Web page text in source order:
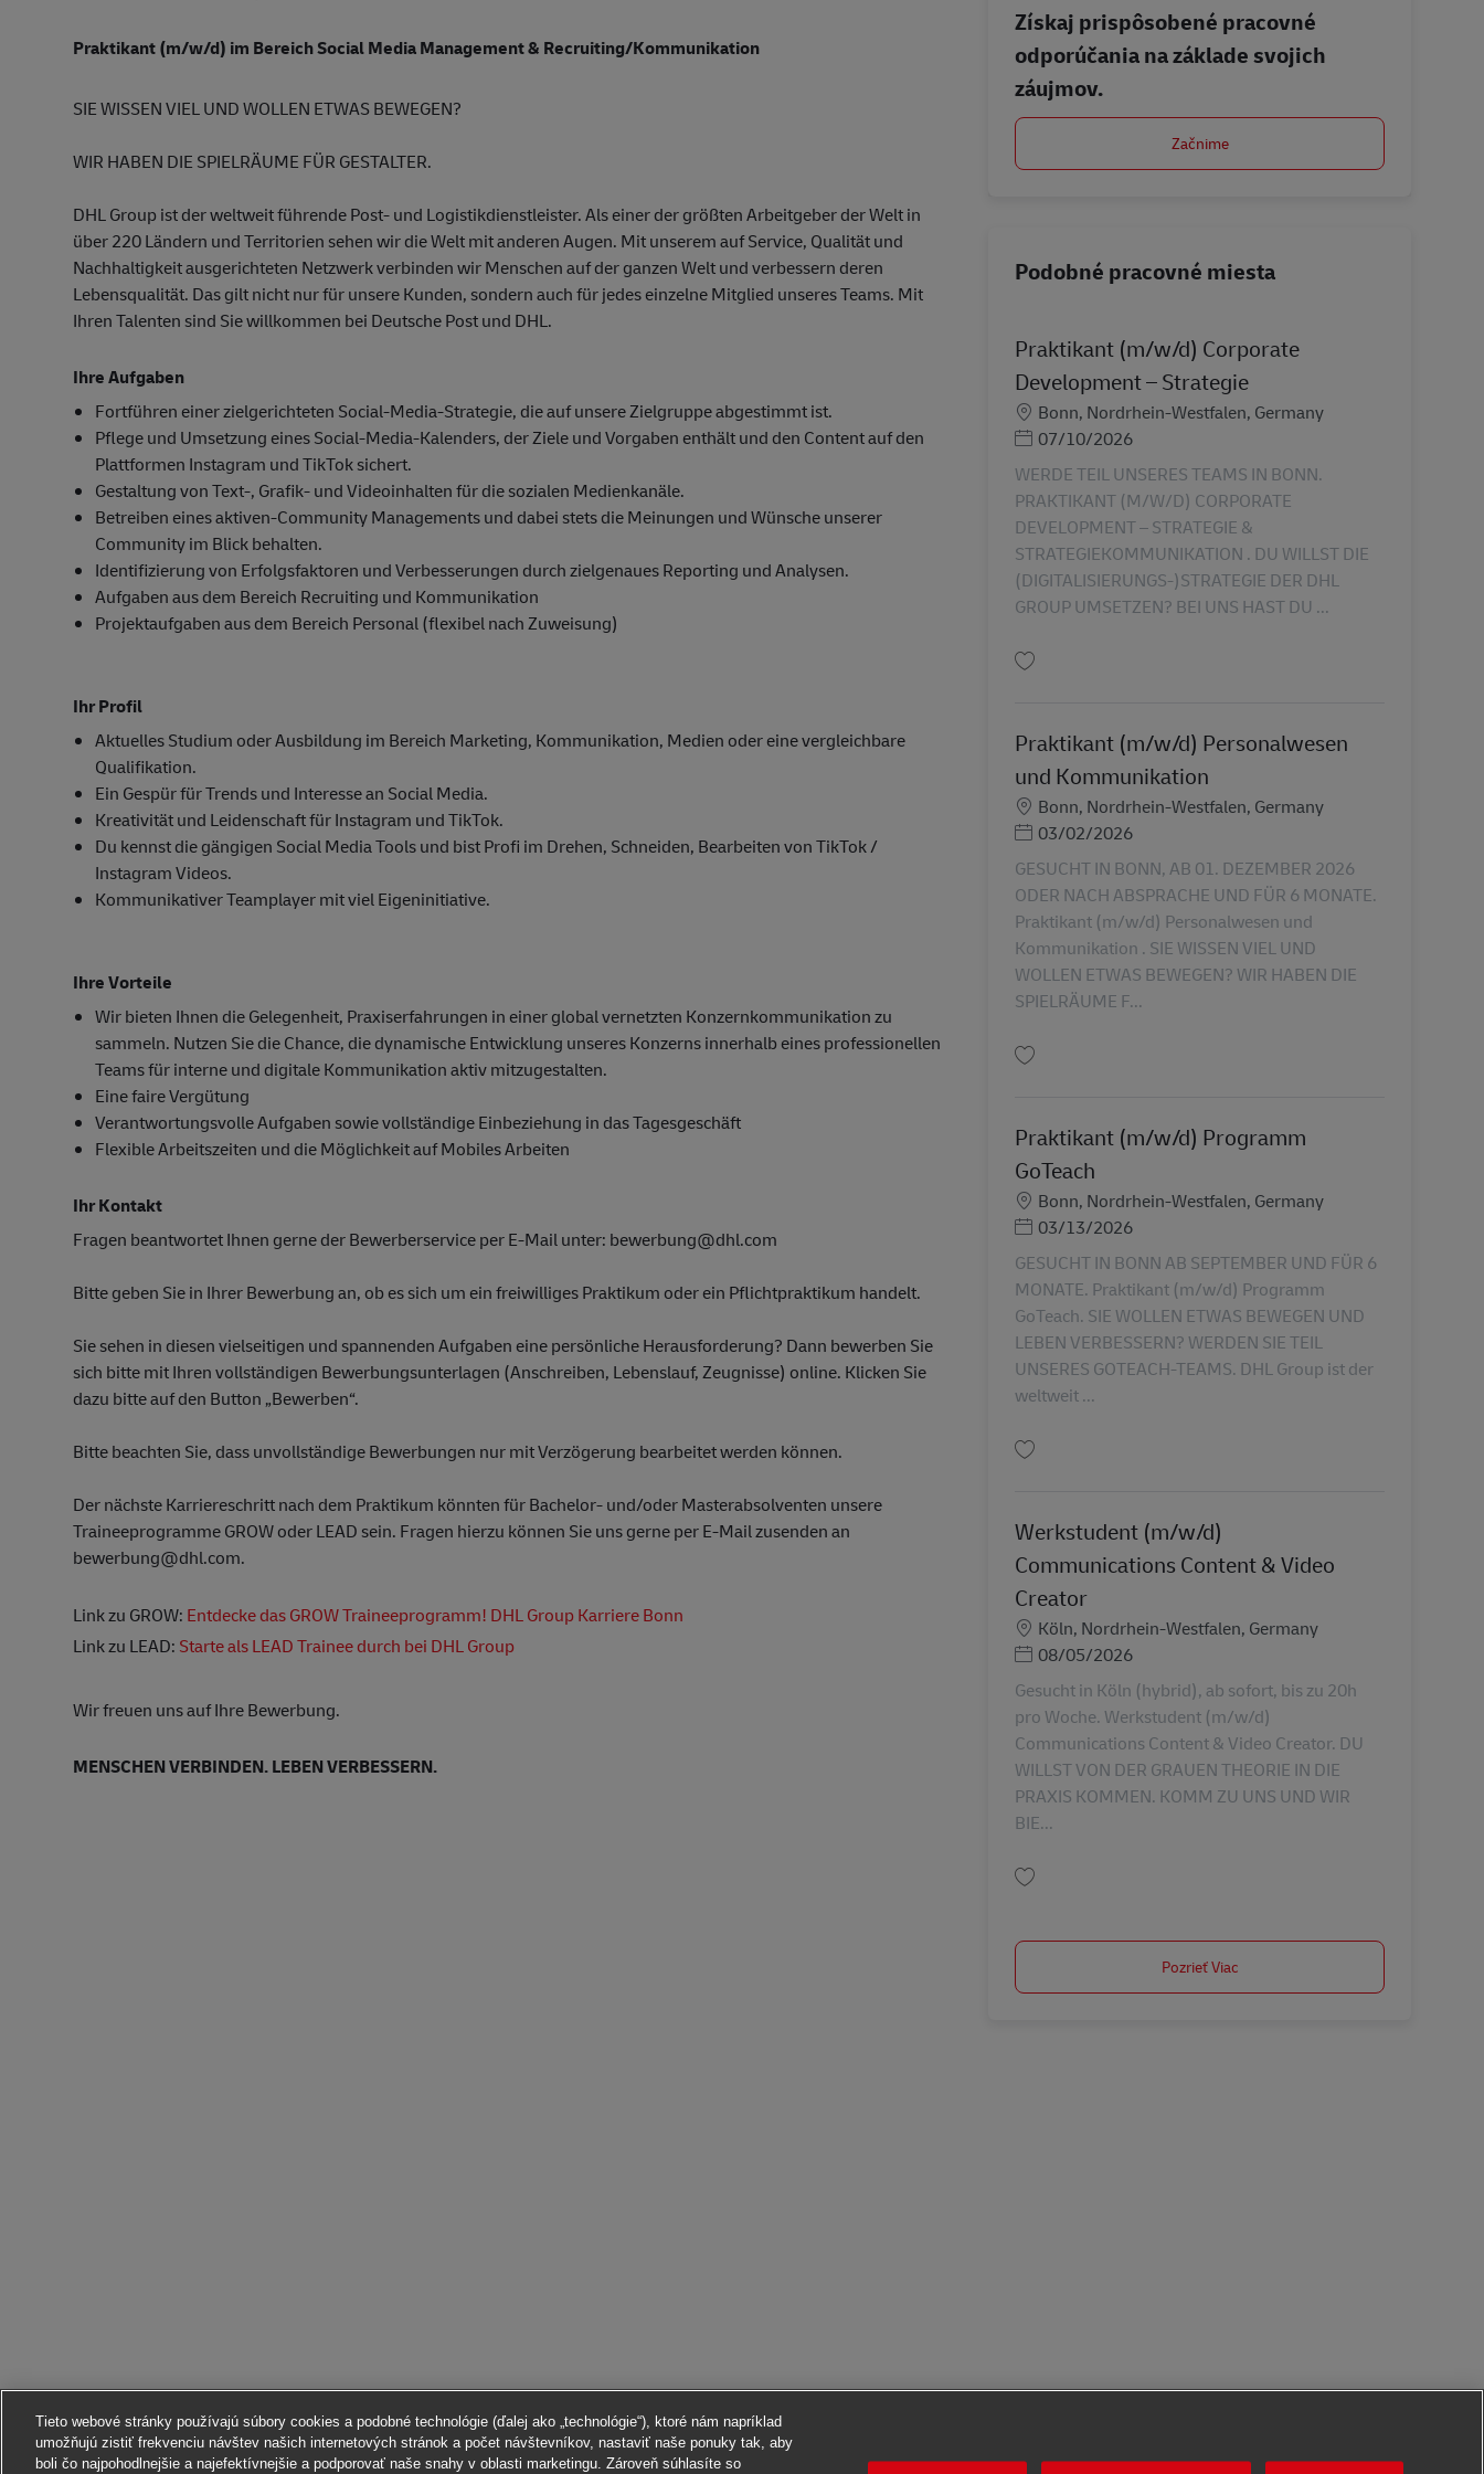
Praktikant (m/w/d) im Bereich Social Media Management & Recruiting/Kommunikation
SIE WISSEN VIEL UND WOLLEN ETWAS BEWEGEN?
WIR HABEN DIE SPIELRÄUME FÜR GESTALTER.
DHL Group ist der weltweit führende Post- und Logistikdienstleister. Als einer der größten Arbeitgeber der Welt in
über 220 Ländern und Territorien sehen wir die Welt mit anderen Augen. Mit unserem auf Service, Qualität und
Nachhaltigkeit ausgerichteten Netzwerk verbinden wir Menschen auf der ganzen Welt und verbessern deren
Lebensqualität. Das gilt nicht nur für unsere Kunden, sondern auch für jedes einzelne Mitglied unseres Teams. Mit
Ihren Talenten sind Sie willkommen bei Deutsche Post und DHL.
Ihre Aufgaben
Fortführen einer zielgerichteten Social-Media-Strategie, die auf unsere Zielgruppe abgestimmt ist.
Pflege und Umsetzung eines Social-Media-Kalenders, der Ziele und Vorgaben enthält und den Content auf den
Plattformen Instagram und TikTok sichert.
Gestaltung von Text-, Grafik- und Videoinhalten für die sozialen Medienkanäle.
Betreiben eines aktiven-Community Managements und dabei stets die Meinungen und Wünsche unserer
Community im Blick behalten.
Identifizierung von Erfolgsfaktoren und Verbesserungen durch zielgenaues Reporting und Analysen.
Aufgaben aus dem Bereich Recruiting und Kommunikation
Projektaufgaben aus dem Bereich Personal (flexibel nach Zuweisung)
Ihr Profil
Aktuelles Studium oder Ausbildung im Bereich Marketing, Kommunikation, Medien oder eine vergleichbare
Qualifikation.
Ein Gespür für Trends und Interesse an Social Media.
Kreativität und Leidenschaft für Instagram und TikTok.
Du kennst die gängigen Social Media Tools und bist Profi im Drehen, Schneiden, Bearbeiten von TikTok /
Instagram Videos.
Kommunikativer Teamplayer mit viel Eigeninitiative.
Ihre Vorteile
Wir bieten Ihnen die Gelegenheit, Praxiserfahrungen in einer global vernetzten Konzernkommunikation zu
sammeln. Nutzen Sie die Chance, die dynamische Entwicklung unseres Konzerns innerhalb eines professionellen
Teams für interne und digitale Kommunikation aktiv mitzugestalten.
Eine faire Vergütung
Verantwortungsvolle Aufgaben sowie vollständige Einbeziehung in das Tagesgeschäft
Flexible Arbeitszeiten und die Möglichkeit auf Mobiles Arbeiten
Ihr Kontakt
Fragen beantwortet Ihnen gerne der Bewerberservice per E-Mail unter: bewerbung@dhl.com
Bitte geben Sie in Ihrer Bewerbung an, ob es sich um ein freiwilliges Praktikum oder ein Pflichtpraktikum handelt.
Sie sehen in diesen vielseitigen und spannenden Aufgaben eine persönliche Herausforderung? Dann bewerben Sie
sich bitte mit Ihren vollständigen Bewerbungsunterlagen (Anschreiben, Lebenslauf, Zeugnisse) online. Klicken Sie
dazu bitte auf den Button „Bewerben“.
Bitte beachten Sie, dass unvollständige Bewerbungen nur mit Verzögerung bearbeitet werden können.
Der nächste Karriereschritt nach dem Praktikum könnten für Bachelor- und/oder Masterabsolventen unsere
Traineeprogramme GROW oder LEAD sein. Fragen hierzu können Sie uns gerne per E-Mail zusenden an
bewerbung@dhl.com.
Link zu GROW: Entdecke das GROW Traineeprogramm! DHL Group Karriere Bonn
Link zu LEAD: Starte als LEAD Trainee durch bei DHL Group
Wir freuen uns auf Ihre Bewerbung.
MENSCHEN VERBINDEN. LEBEN VERBESSERN.
Získaj prispôsobené pracovné
odporúčania na základe svojich
záujmov.
Začnime
Podobné pracovné miesta
Praktikant (m/w/d) Corporate
Development – Strategie
Miesto
Bonn, Nordrhein-Westfalen, Germany
Posted Date
07/10/2026
WERDE TEIL UNSERES TEAMS IN BONN.
PRAKTIKANT (M/W/D) CORPORATE
DEVELOPMENT – STRATEGIE &
STRATEGIEKOMMUNIKATION . DU WILLST DIE
(DIGITALISIERUNGS-)STRATEGIE DER DHL
GROUP UMSETZEN? BEI UNS HAST DU ...
Praktikant (m/w/d) Personalwesen
und Kommunikation
Miesto
Bonn, Nordrhein-Westfalen, Germany
Posted Date
03/02/2026
GESUCHT IN BONN, AB 01. DEZEMBER 2026
ODER NACH ABSPRACHE UND FÜR 6 MONATE.
Praktikant (m/w/d) Personalwesen und
Kommunikation . SIE WISSEN VIEL UND
WOLLEN ETWAS BEWEGEN? WIR HABEN DIE
SPIELRÄUME F...
Praktikant (m/w/d) Programm
GoTeach
Miesto
Bonn, Nordrhein-Westfalen, Germany
Posted Date
03/13/2026
GESUCHT IN BONN AB SEPTEMBER UND FÜR 6
MONATE. Praktikant (m/w/d) Programm
GoTeach. SIE WOLLEN ETWAS BEWEGEN UND
LEBEN VERBESSERN? WERDEN SIE TEIL
UNSERES GOTEACH-TEAMS. DHL Group ist der
weltweit ...
Werkstudent (m/w/d)
Communications Content & Video
Creator
Miesto
Köln, Nordrhein-Westfalen, Germany
Posted Date
08/05/2026
Gesucht in Köln (hybrid), ab sofort, bis zu 20h
pro Woche. Werkstudent (m/w/d)
Communications Content & Video Creator. DU
WILLST VON DER GRAUEN THEORIE IN DIE
PRAXIS KOMMEN. KOMM ZU UNS UND WIR
BIE...
Pozrieť Viac
Tieto webové stránky používajú súbory cookies a podobné technológie (ďalej ako „technológie“), ktoré nám napríklad
umožňujú zistiť frekvenciu návštev našich internetových stránok a počet návštevníkov, nastaviť naše ponuky tak, aby
boli čo najpohodlnejšie a najefektívnejšie a podporovať naše snahy v oblasti marketingu. Zároveň súhlasíte so